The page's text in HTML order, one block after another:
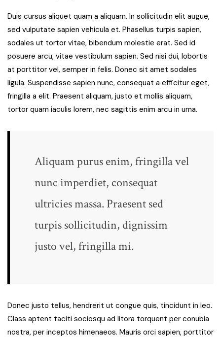
Duis cursus aliquet quam a aliquam. In sollicitudin elit augue,
sed vulputate sapien vehicula et. Phasellus turpis sapien,
sodales ut tortor vitae, bibendum molestie erat. Sed id
posuere arcu, vitae vestibulum sapien. Sed nisi dui, lobortis
at porttitor vel, semper in felis. Donec sit amet sodales
ligula. Suspendisse sapien nunc, consequat a efficitur eget,
fringilla a elit. Praesent aliquam, justo et mollis aliquam,
tortor quam iaculis lorem, nec sagittis enim arcu in urna.
Aliquam purus enim, fringilla vel
nunc imperdiet, consequat
ultricies massa. Praesent sed
turpis sollicitudin, dignissim
justo vel, fringilla mi.
Donec justo tellus, hendrerit ut congue quis, tincidunt in leo.
Class aptent taciti sociosqu ad litora torquent per conubia
nostra, per inceptos himenaeos. Mauris orci sapien, porttitor